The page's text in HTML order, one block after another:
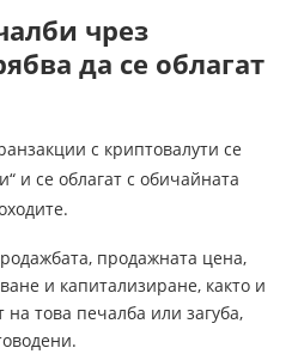
чрез
да се облагат
с криптовалути се
и се облагат с обичайната
продажната цена,
и капитализиране, както и
на това печалба или загуба,